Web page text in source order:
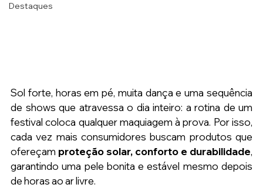
Destaques
Sol forte, horas em pé, muita dança e uma sequência
de shows que atravessa o dia inteiro: a rotina de um
festival coloca qualquer maquiagem à prova. Por isso,
cada vez mais consumidores buscam produtos que
ofereçam proteção solar, conforto e durabilidade,
garantindo uma pele bonita e estável mesmo depois
de horas ao ar livre.